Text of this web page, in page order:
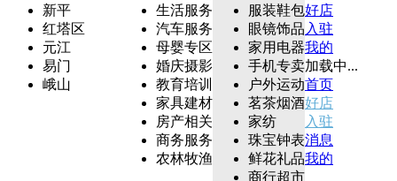
新平
红塔区
元江
易门
峨山
生活服务
汽车服务
母婴专区
婚庆摄影
教育培训
家具建材
房产相关
商务服务
农林牧渔
服装鞋包
眼镜饰品
家用电器
手机专卖
户外运动
茗茶烟酒
家纺
珠宝钟表
鲜花礼品
商行超市
好店
入驻
我的
加载中...
首页
好店
入驻
消息
我的